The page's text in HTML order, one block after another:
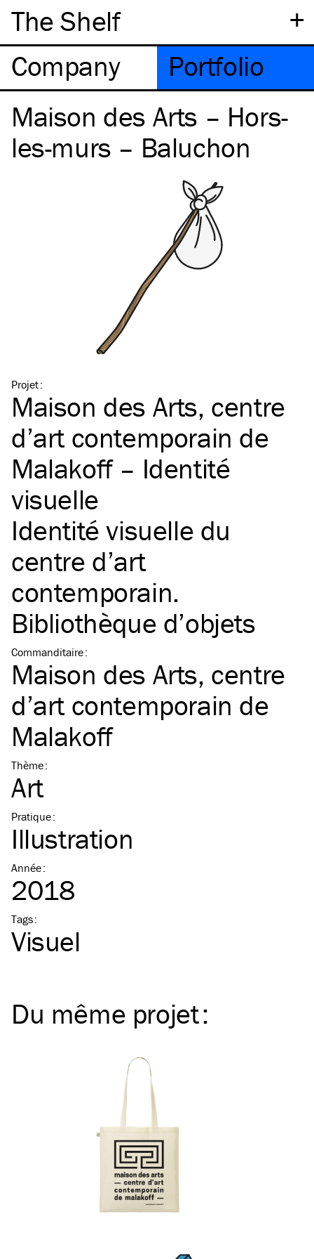
+
The Shelf
Company
Portfolio
Maison des Arts – Hors-
les-murs – Baluchon
Projet:
Maison des Arts, centre
d’art contemporain de
Malakoff – Identité
visuelle
Identité visuelle du
centre d’art
contemporain.
Bibliothèque d’objets
Commanditaire:
Maison des Arts, centre
d’art contemporain de
Malakoff
Thème:
Art
Pratique:
Illustration
Année:
2018
Tags:
Visuel
Du même projet: